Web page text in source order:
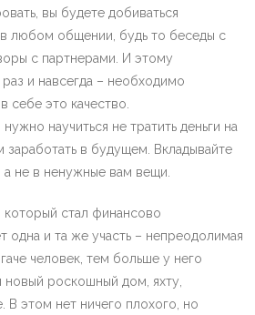
вы будете добиваться
любом общении, будь то беседы с
с партнерами. И этому
и навсегда – необходимо
себе это качество.
научиться не тратить деньги на
заработать в будущем. Вкладывайте
а не в ненужные вам вещи.
который стал финансово
одна и та же участь – непреодолимая
человек, тем больше у него
новый роскошный дом, яхту,
В этом нет ничего плохого, но